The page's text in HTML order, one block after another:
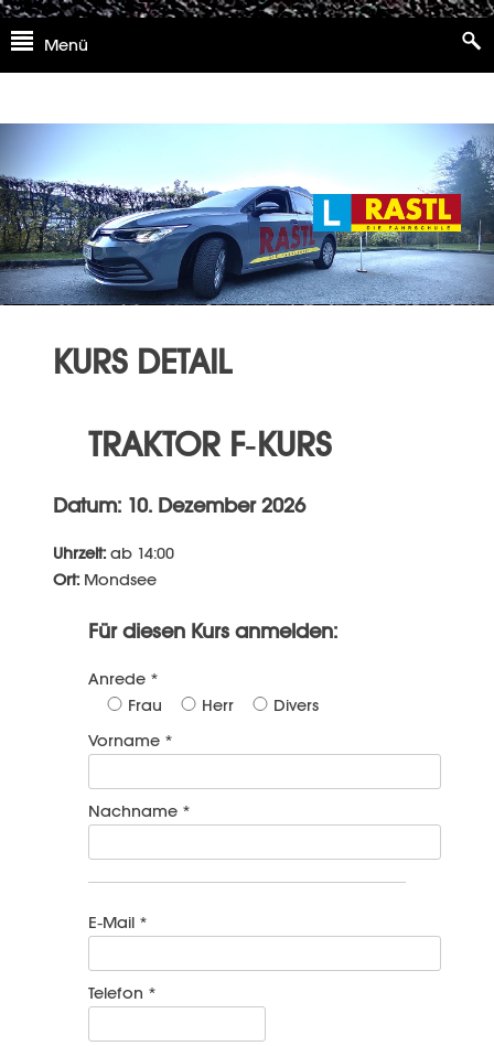
Skip
to
Menü
KURS DETAIL
TRAKTOR F-KURS
Datum: 10. Dezember 2026
Uhrzeit: ab 14:00
Ort: Mondsee
Für diesen Kurs anmelden:
Anrede *
Frau
Herr
Divers
Vorname *
Nachname *
E-Mail *
Telefon *